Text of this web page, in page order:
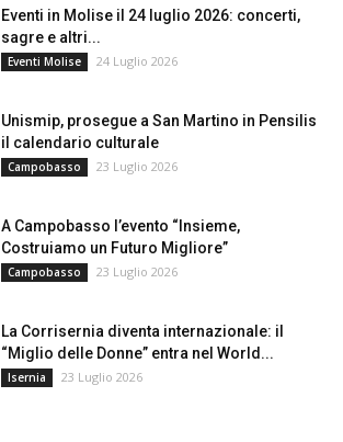
Eventi in Molise il 24 luglio 2026: concerti,
sagre e altri...
Eventi Molise 24 Luglio 2026
Unismip, prosegue a San Martino in Pensilis
il calendario culturale
Campobasso 23 Luglio 2026
A Campobasso l’evento “Insieme,
Costruiamo un Futuro Migliore”
Campobasso 23 Luglio 2026
La Corrisernia diventa internazionale: il
“Miglio delle Donne” entra nel World...
Isernia 23 Luglio 2026